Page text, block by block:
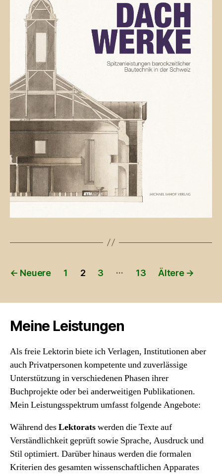
Beitragsnavigation
← Neuere 1 2 3 … 13 Ältere →
Meine Leistungen
Als freie Lektorin biete ich Verlagen, Institutionen aber
auch Privatpersonen kompetente und zuverlässige
Unterstützung in verschiedenen Phasen ihrer
Buchprojekte oder bei anderweitigen Publikationen.
Mein Leistungsspektrum umfasst folgende Angebote:
Während desLektoratswerden die Texte auf
Verständlichkeit geprüft sowie Sprache, Ausdruck und
Stil optimiert. Darüber hinaus werden die formalen
Kriterien des gesamten wissenschaftlichen Apparates